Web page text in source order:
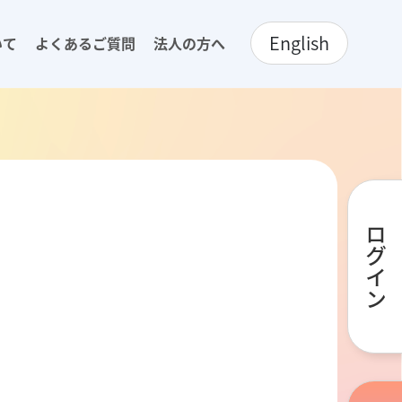
よくあるご質問 法人の方へ English
ログイン